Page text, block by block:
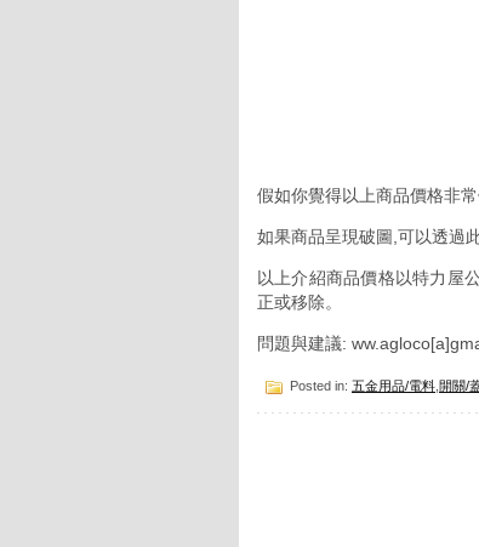
假如你覺得以上商品價格非
如果商品呈現破圖,可以透過
以上介紹商品價格以特力屋
正或移除。
問題與建議:
Posted in: 五金用品/電料 開關/